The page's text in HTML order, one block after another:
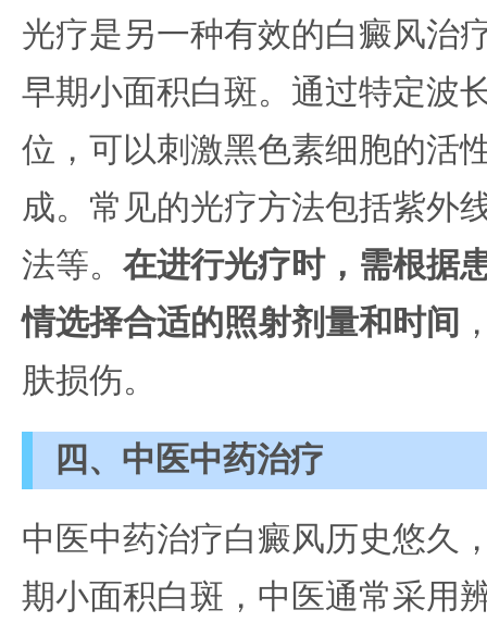
光疗是另一种有效的白癜风治
早期小面积白斑。通过特定波
位，可以刺激黑色素细胞的活
成。常见的光疗方法包括紫外
法等。 在进行光疗时，需根据
情选择合适的照射剂量和时间
肤损伤。
四、中医中药治疗
中医中药治疗白癜风历史悠久
期小面积白斑，中医通常采用